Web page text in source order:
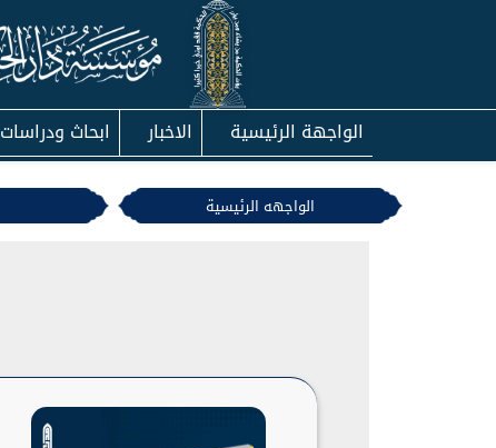
الواجهة الرئيسية الاخبار ابحاث ودراسات
الواجهه الرئيسية